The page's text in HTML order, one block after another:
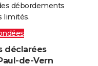
débordements
limités.
déclarées
de-Vern